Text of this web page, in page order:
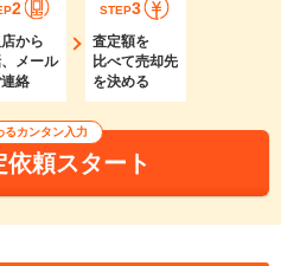
2
から
メール
絡
STEP3
査定額を
比べて売却先
を決める
るカンタン入力
依頼スタート